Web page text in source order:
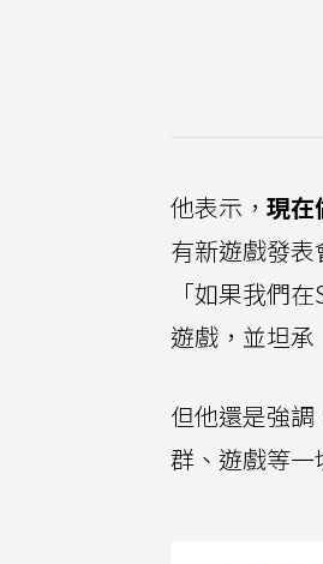
他表示， 現在
有新遊戲發
「如果我們
遊戲，並坦承
但他還是強
群、遊戲等一